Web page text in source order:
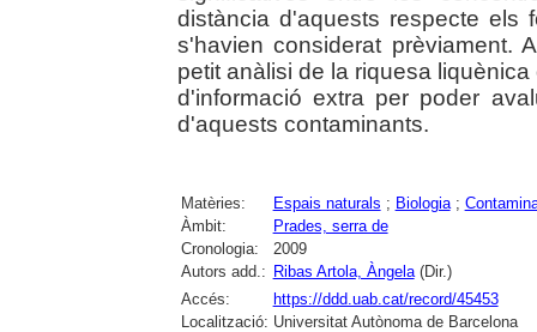
distància d'aquests respecte els
s'havien considerat prèviament.
petit anàlisi de la riquesa
d'informació extra per poder
d'aquests contaminants.
Matèries: Espais naturals ; Biologia;
Àmbit:
Prades, serra de
Cronologia:
2009
Autors add.: Ribas Artola, Àngela(Dir.)
Accés:
https://ddd.uab.cat/record/45453
Localització: Universitat Autònoma de Barcelona